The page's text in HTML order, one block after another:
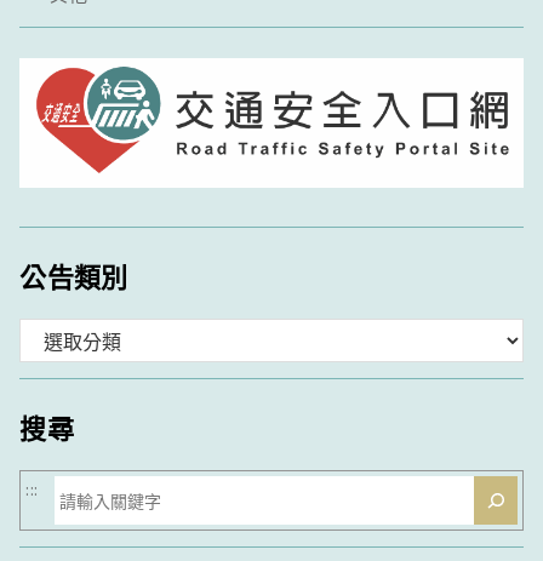
公告類別
類
搜尋
搜
尋
:::